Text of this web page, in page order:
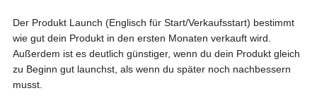
Der Produkt Launch (Englisch für Start/Verkaufsstart) bestimmt
wie gut dein Produkt in den ersten Monaten verkauft wird.
Außerdem ist es deutlich günstiger, wenn du dein Produkt gleich
zu Beginn gut launchst, als wenn du später noch nachbessern
musst.